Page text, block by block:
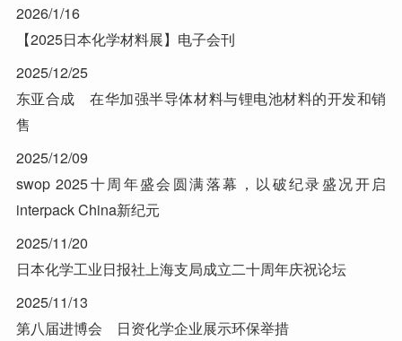
2026/1/16
【2025日本化学材料展】电子会刊
2025/12/25
东亚合成 在华加强半导体材料与锂电池材料的开发和销
售
2025/12/09
swop 2025十周年盛会圆满落幕，以破纪录盛况开启
interpack China新纪元
2025/11/20
日本化学工业日报社上海支局成立二十周年庆祝论坛
2025/11/13
第八届进博会 日资化学企业展示环保举措